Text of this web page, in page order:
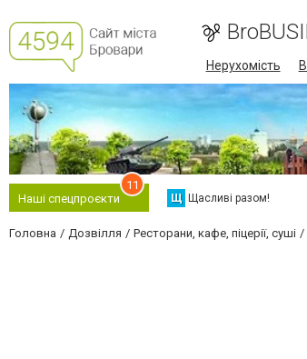
Нерухомість
Наші спецпроєкти
11
Щ Щасливі разом!
Головна Дозвілля Ресторани, кафе, піцерії, суші